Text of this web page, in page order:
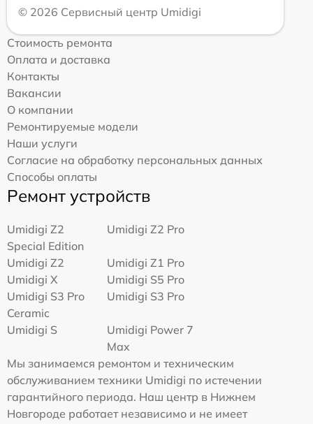
© 2026 Сервисный центр Umidigi
Стоимость ремонта
Оплата и доставка
Контакты
Вакансии
О компании
Ремонтируемые модели
Наши услуги
Согласие на обработку персональных данных
Способы оплаты
Ремонт устройств
Umidigi Z2
Special Edition
Umidigi Z2 Pro
Umidigi Z2
Umidigi Z1 Pro
Umidigi X
Umidigi S5 Pro
Umidigi S3 Pro
Ceramic
Umidigi S3 Pro
Umidigi S
Umidigi Power 7
Max
Мы занимаемся ремонтом и техническим
обслуживанием техники Umidigi по истечении
гарантийного периода. Наш центр в Нижнем
Новгороде работает независимо и не имеет